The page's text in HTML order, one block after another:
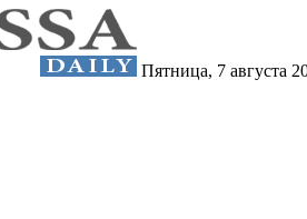
Пятница, 7 августа